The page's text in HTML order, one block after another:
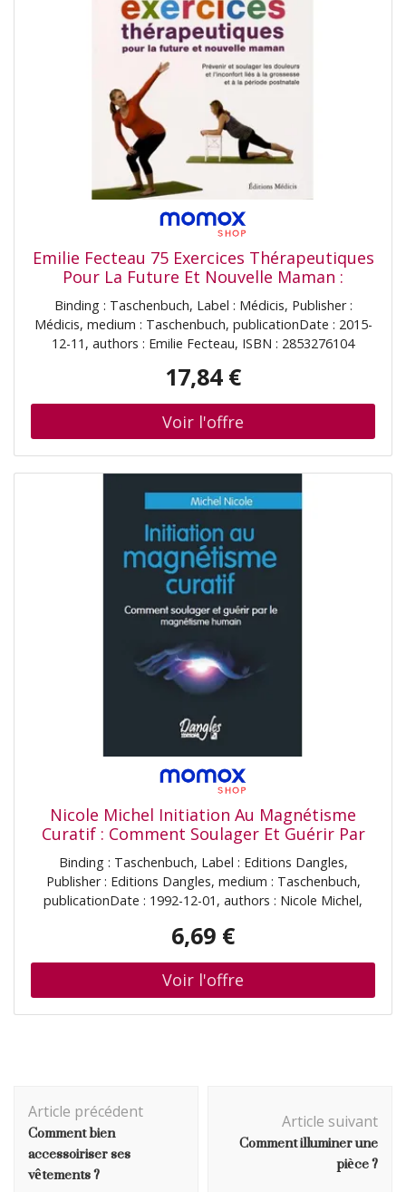
là où vous en avez le plus besoin. Ajustable et soutenant:
Profitez d'un ajustement personnalisé et d'un soutien
optimal avec notre ceinture de soutien de grossesse
ajustable. Dotée de fermetures auto-agrippantes
réglables, cette ceinture vous permet d'ajuster
facilement le niveau de soutien à mesure que votre
ventre grossit. Le système de soutien à 360 degrés offre
une couverture complète de votre abdomen et de votre
bas du dos, réduisant ainsi la pression et la tension. Sa
conception polyvalente la rend adaptée à une utilisation
à toutes les étapes de la grossesse, du début de la
grossesse à la récupération post-partum. L'ajustement
sûr de la ceinture garantit qu'elle reste en place...
Emilie Fecteau 75 Exercices Thérapeutiques
Pour La Future Et Nouvelle Maman :
Prévenir Et Soulager Les Douleurs Et
L'Inconfort Liés À La Grossesse Et À La
Période Postnatale
Binding : Taschenbuch, Label : Médicis, Publisher :
Médicis, medium : Taschenbuch, publicationDate : 2015-
12-11, authors : Emilie Fecteau, ISBN : 2853276104
17,84 €
Nicole Michel Initiation Au Magnétisme
Curatif : Comment Soulager Et Guérir Par
Le Magnétisme Humain
Binding : Taschenbuch, Label : Editions Dangles,
Publisher : Editions Dangles, medium : Taschenbuch,
publicationDate : 1992-12-01, authors : Nicole Michel,
6,69 €
d'article
Article précédent
Comment bien
accessoiriser ses
vêtements ?
Article suivant
Comment illuminer une
pièce ?